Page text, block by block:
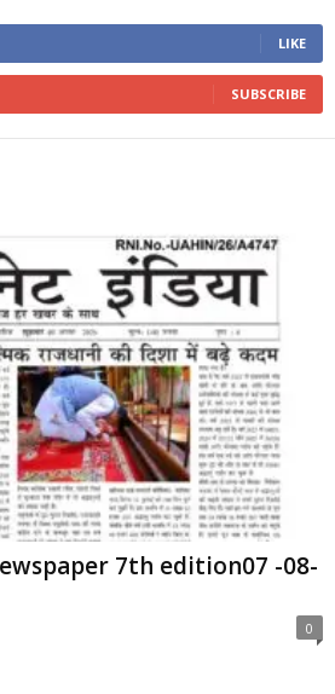
LIKE
SUBSCRIBE
7th edition07 -08-
0